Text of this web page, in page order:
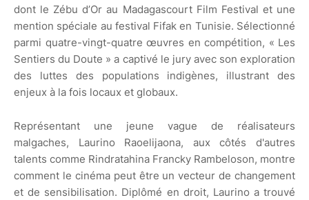
dont le Zébu d’Or au Madagascourt Film Festival et une
mention spéciale au festival Fifak en Tunisie. Sélectionné
parmi quatre-vingt-quatre œuvres en compétition, « Les
Sentiers du Doute » a captivé le jury avec son exploration
des luttes des populations indigènes, illustrant des
enjeux à la fois locaux et globaux.
Représentant une jeune vague de réalisateurs
malgaches, Laurino Raoelijaona, aux côtés d'autres
talents comme Rindratahina Francky Rambeloson, montre
comment le cinéma peut être un vecteur de changement
et de sensibilisation. Diplômé en droit, Laurino a trouvé